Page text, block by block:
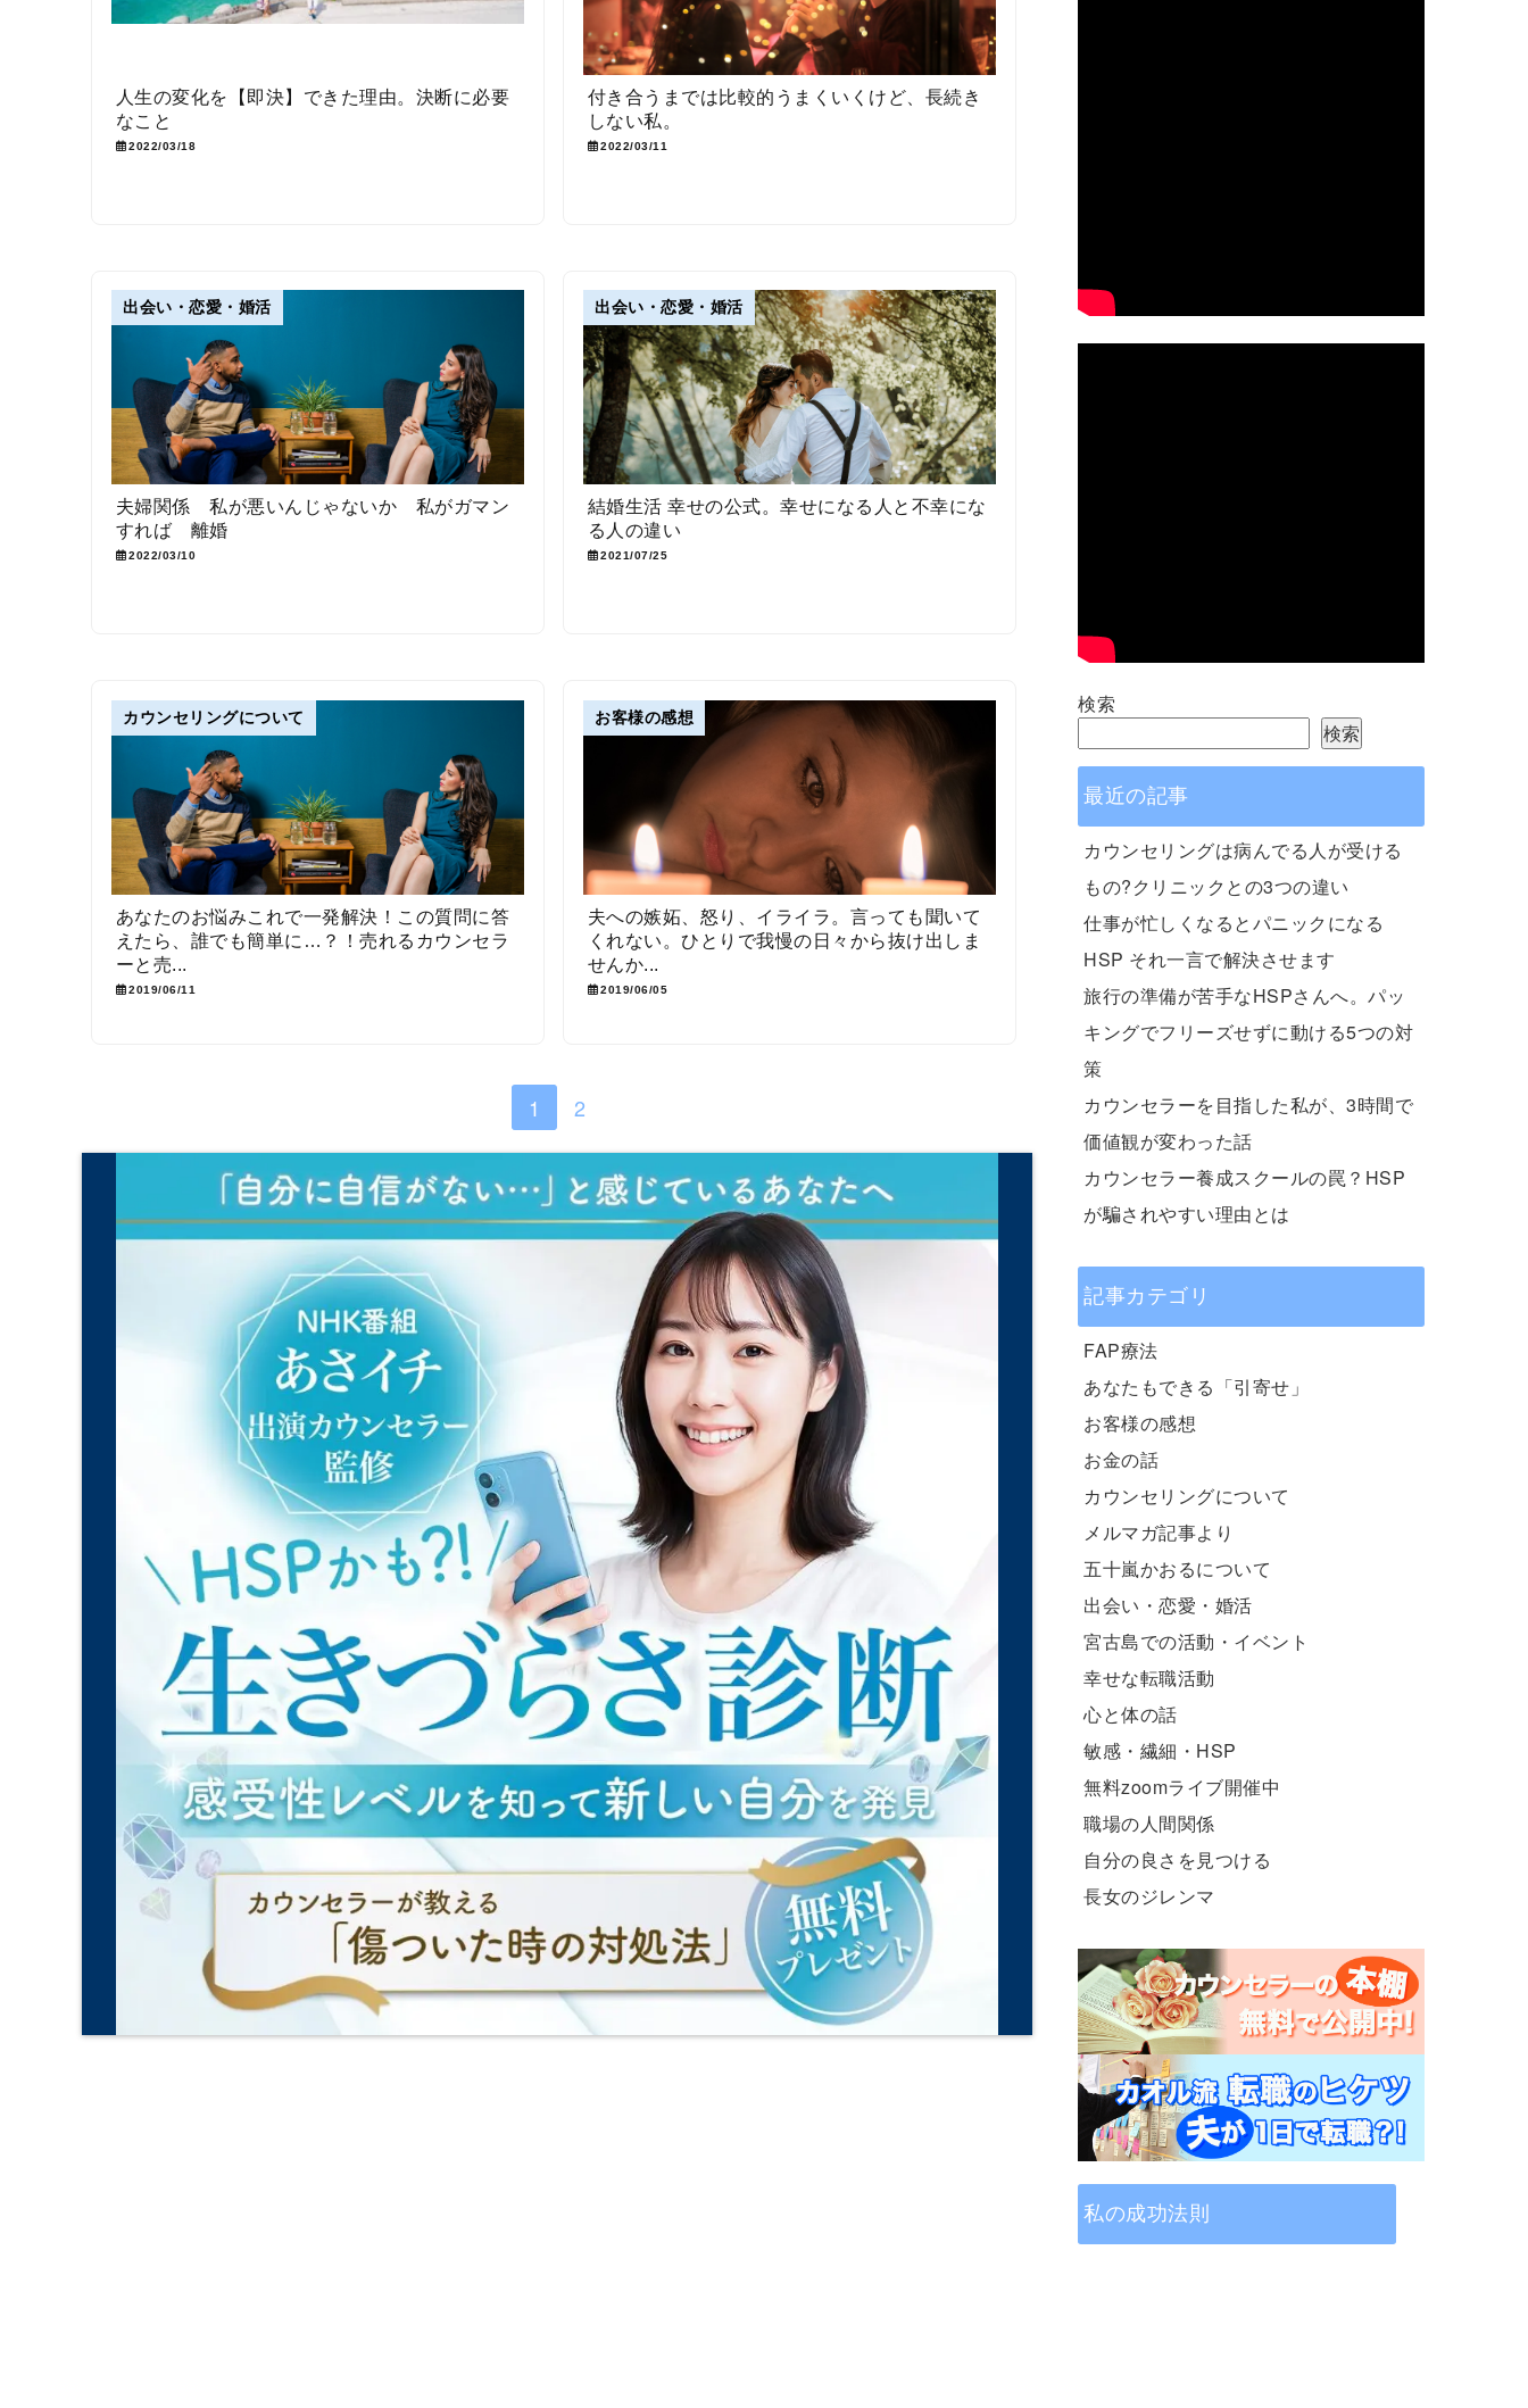
人生の変化を【即決】できた理由。決断に必要
なこと
2022/03/18
付き合うまでは比較的うまくいくけど、長続き
しない私。
2022/03/11
出会い・恋愛・婚活
夫婦関係 私が悪いんじゃないか 私がガマン
すれば 離婚
2022/03/10
出会い・恋愛・婚活
結婚生活 幸せの公式。幸せになる人と不幸にな
る人の違い
2021/07/25
カウンセリングについて
あなたのお悩みこれで一発解決！この質問に答
えたら、誰でも簡単に…？！売れるカウンセラ
ーと売...
2019/06/11
お客様の感想
夫への嫉妬、怒り、イライラ。言っても聞いて
くれない。ひとりで我慢の日々から抜け出しま
せんか...
2019/06/05
1 2
検索
検索
最近の記事
カウンセリングは病んでる人が受ける
もの?クリニックとの3つの違い
仕事が忙しくなるとパニックになる
HSP それ一言で解決させます
旅行の準備が苦手なHSPさんへ。パッ
キングでフリーズせずに動ける5つの対
策
カウンセラーを目指した私が、3時間で
価値観が変わった話
カウンセラー養成スクールの罠？HSP
が騙されやすい理由とは
記事カテゴリ
FAP療法
あなたもできる「引寄せ」
お客様の感想
お金の話
カウンセリングについて
メルマガ記事より
五十嵐かおるについて
出会い・恋愛・婚活
宮古島での活動・イベント
幸せな転職活動
心と体の話
敏感・繊細・HSP
無料zoomライブ開催中
職場の人間関係
自分の良さを見つける
長女のジレンマ
私の成功法則